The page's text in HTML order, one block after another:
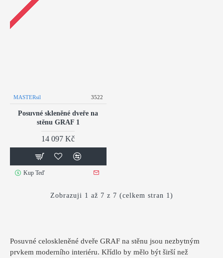
Posuvné celoskleněné dveře GRAF na stěnu jsou nezbytným
prvkem moderního interiéru. Křídlo by mělo být širší než
MASTERsil 3522
Posuvné skleněné dveře na
stěnu GRAF 1
14 097 Kč
Kup Teď
Zobrazuji 1 až 7 z 7 (celkem stran 1)